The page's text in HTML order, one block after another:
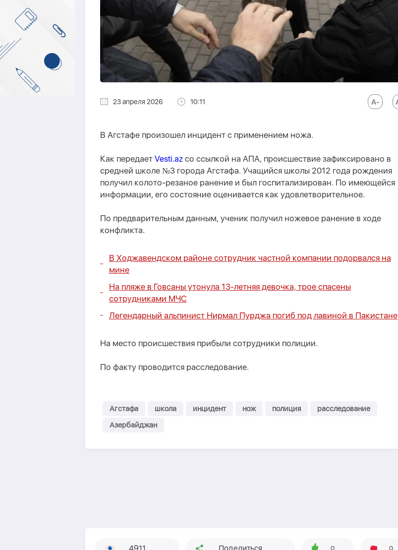
23 апреля 2026 10:11
В Агстафе произошел инцидент с применением ножа.
Как передает Vesti.az со ссылкой на AПA, происшествие зафиксировано в
средней школе №3 города Агстафа. Учащийся школы 2012 года рождения
получил колото-резаное ранение и был госпитализирован. По имеющейся
информации, его состояние оценивается как удовлетворительное.
По предварительным данным, ученик получил ножевое ранение в ходе
конфликта.
В Ходжавендском районе сотрудник частной компании подорвался на
мине
На пляже в Говсаны утонула 13-летняя девочка, трое спасены
сотрудниками МЧС
Легендарный альпинист Нирмал Пурджа погиб под лавиной в Пакистане
На место происшествия прибыли сотрудники полиции.
По факту проводится расследование.
Агстафа школа инцидент нож полиция
расследование
Азербайджан
4911 Поделиться 0 0